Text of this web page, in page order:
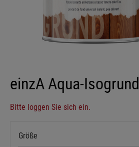
einzA Aqua-Isogrund
Bitte loggen Sie sich ein.
Größe